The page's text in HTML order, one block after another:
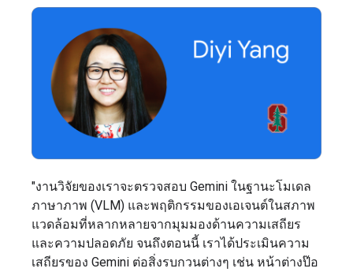
"งานวิจัยของเราจะตรวจสอบ Gemini ในฐานะโมเดล
ภาษาภาพ (VLM) และพฤติกรรมของเอเจนต์ในสภาพ
แวดล้อมที่หลากหลายจากมุมมองด้านความเสถียร
และความปลอดภัย จนถึงตอนนี้ เราได้ประเมินความ
เสถียรของ Gemini ต่อสิ่งรบกวนต่างๆ เช่น หน้าต่างป๊อ